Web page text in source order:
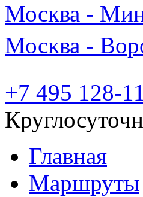
Москва -
Москва -
+7 495 128-
Главная
Маршруты